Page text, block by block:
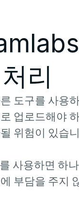
리
도구를 사용
업로드해야
위험이 있습
사용하면 하
부담을 주지